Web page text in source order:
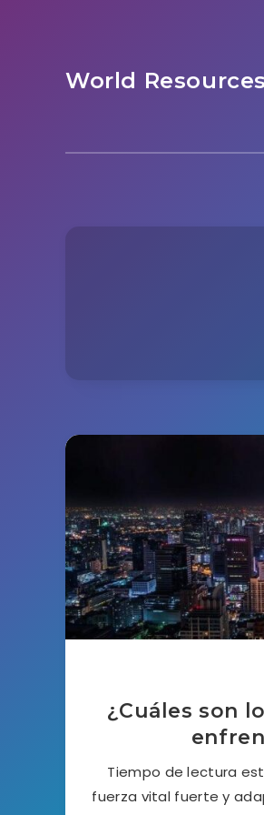
World Resources
¿Cuáles son
Tiempo de lectura
fuerza vital fuerte y